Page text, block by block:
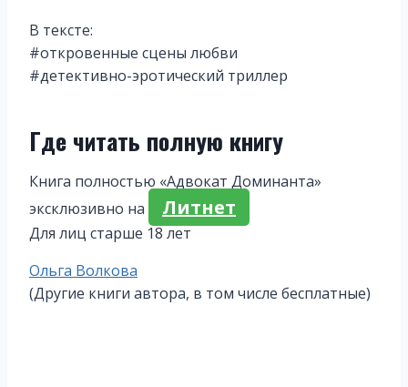
В тексте:
#откровенные сцены любви
#детективно-эротический триллер
Где читать полную книгу
Книга полностью «Адвокат Доминанта»
эксклюзивно на
Литнет
Для лиц старше 18 лет
Метки
записи:
Ольга Волкова
(Другие книги автора, в том числе бесплатные)